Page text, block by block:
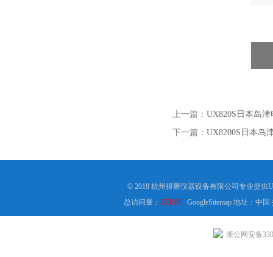
上一篇： UX820S日本岛
下一篇： UX8200S日本岛
© 2018 杭州得聚仪器设备有限公司专业提供
总访问量：353886 GoogleSitemap地址：中国
浙公网安备